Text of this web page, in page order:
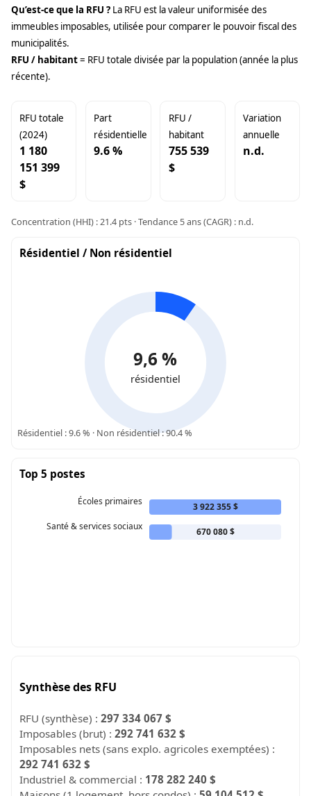
Qu’est-ce que la RFU ? La RFU est la valeur uniformisée des
immeubles imposables, utilisée pour comparer le pouvoir fiscal des
municipalités.
RFU / habitant= RFU totale divisée par la population (année la plus
récente).
RFU totale
(2024)
1 180
151 399
$
Part
résidentielle
9.6 %
RFU /
habitant
755 539
$
Variation
annuelle
n.d.
Concentration (HHI) : 21.4 pts · Tendance 5 ans (CAGR) : n.d.
Résidentiel / Non résidentiel
9,6 %
résidentiel
Résidentiel : 9.6 % · Non résidentiel : 90.4 %
Top 5 postes
Écoles primaires
3 922 355 $
Santé & services sociaux
670 080 $
Synthèse des RFU
RFU (synthèse) :297 334 067 $
Imposables (brut) :292 741 632 $
Imposables nets (sans explo. agricoles exemptées) :
292 741 632 $
Industriel & commercial : 178 282 240 $